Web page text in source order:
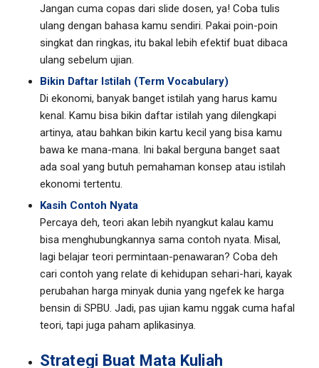
Jangan cuma copas dari slide dosen, ya! Coba tulis
ulang dengan bahasa kamu sendiri. Pakai poin-poin
singkat dan ringkas, itu bakal lebih efektif buat dibaca
ulang sebelum ujian.
Bikin Daftar Istilah (Term Vocabulary)
Di ekonomi, banyak banget istilah yang harus kamu
kenal. Kamu bisa bikin daftar istilah yang dilengkapi
artinya, atau bahkan bikin kartu kecil yang bisa kamu
bawa ke mana-mana. Ini bakal berguna banget saat
ada soal yang butuh pemahaman konsep atau istilah
ekonomi tertentu.
Kasih Contoh Nyata
Percaya deh, teori akan lebih nyangkut kalau kamu
bisa menghubungkannya sama contoh nyata. Misal,
lagi belajar teori permintaan-penawaran? Coba deh
cari contoh yang relate di kehidupan sehari-hari, kayak
perubahan harga minyak dunia yang ngefek ke harga
bensin di SPBU. Jadi, pas ujian kamu nggak cuma hafal
teori, tapi juga paham aplikasinya.
Strategi Buat Mata Kuliah